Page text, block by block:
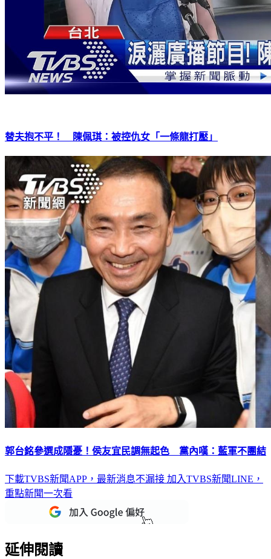
替夫抱不平！ 陳佩琪：被控仇女「一條龍打壓」
郭台銘參選成隱憂！侯友宜民調無起色 黨內嘆：藍軍不團結
下載TVBS新聞APP，最新消息不漏接 加入TVBS新聞LINE，
重點新聞一次看
延伸閱讀